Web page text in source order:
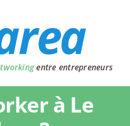
entre entrepreneurs
à Le